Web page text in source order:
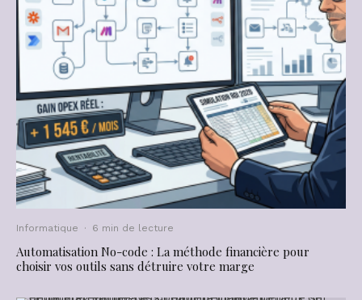
Informatique · 6 min de lecture
Automatisation No-code : La méthode financière pour
choisir vos outils sans détruire votre marge